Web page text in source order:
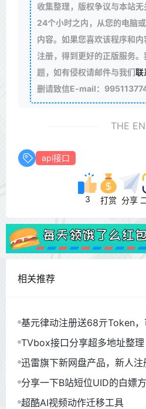
收集整理，版权争议与本站
24个小时之内，从您的电脑
内容。如果您喜欢该程序和
注册，得到更好的正版服务
题，如有侵权请邮件与我们联
删请致信E-mail：
THE
api接口
3 打赏 分享
相关推荐
基元律动注册送68亓Token
TVbox接口分享超多地址整理
迅雷旗下新网盘产品，新人注
分享一下B站短位UID的白嫖
超酷AI视频动作迁移工具